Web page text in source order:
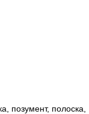
позумент, полоска,